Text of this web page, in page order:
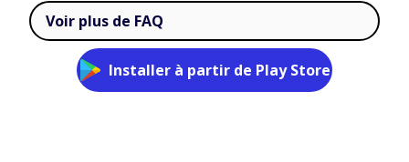
Voir plus de FAQ
Installer à partir de Play Store